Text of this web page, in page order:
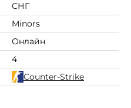
СНГ
Minors
Онлайн
4
Counter-Strike